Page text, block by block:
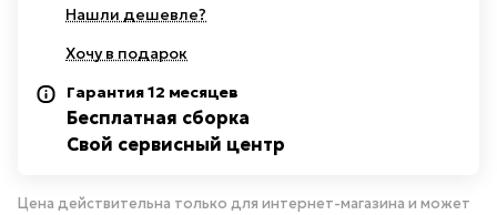
Нашли дешевле?
Хочу в подарок
Гарантия 12 месяцев
Бесплатная сборка
Свой сервисный центр
Цена действительна только для интернет-магазина и может